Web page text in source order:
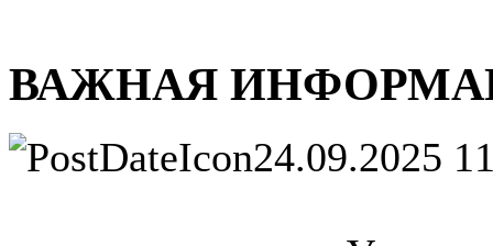
ВАЖНАЯ
24.09.2025